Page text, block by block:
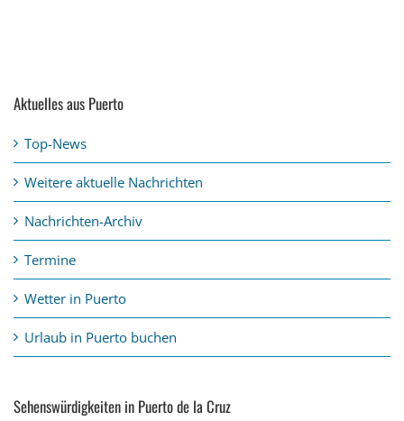
Aktuelles aus Puerto
Top-News
Weitere aktuelle Nachrichten
Nachrichten-Archiv
Termine
Wetter in Puerto
Urlaub in Puerto buchen
Sehenswürdigkeiten in Puerto de la Cruz